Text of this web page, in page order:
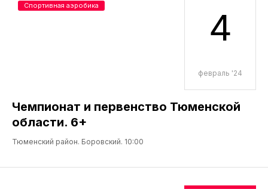
4
февраль '24
Чемпионат и первенство Тюменской
области. 6+
Тюменский район. Боровский. 10:00
Спортивная аэробика